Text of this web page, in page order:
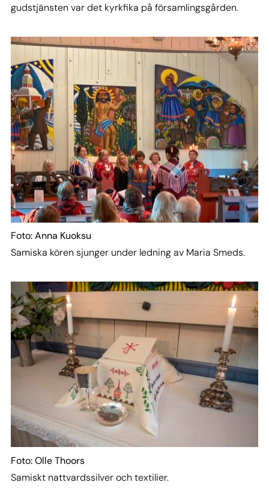
gudstjänsten var det kyrkfika på församlingsgården.
Foto: Anna Kuoksu
Samiska kören sjunger under ledning av Maria Smeds.
Foto: Olle Thoors
Samiskt nattvardssilver och textilier.